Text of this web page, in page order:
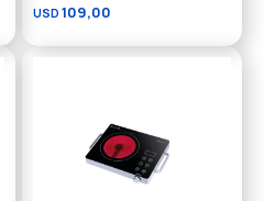
USD 109,00